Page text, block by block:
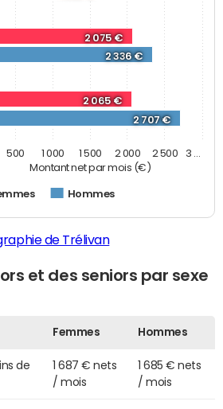
Montant net par mois (€)
2 075 €
2 065 €
2 336 €
2 707 €
Hommes
500 1 000 1 500 2 000 2 500 3 …
de Trélivan
et des seniors par sexe
Femmes Hommes
de
1 687 € nets
/ mois
1 685 € nets
/ mois